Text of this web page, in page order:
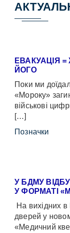
ЕВАКУАЦІЯ
ЙОГО
Поки ми
«Мороку»
військові
[…]
Позначки
У БДМУ
У ФОРМАТІ
На вихідних
дверей у
«Медичний